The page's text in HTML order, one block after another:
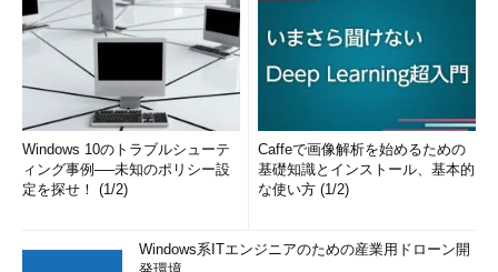
Windows 10のトラブルシューテ
ィング事例──未知のポリシー設
定を探せ！ (1/2)
Caffeで画像解析を始めるための
基礎知識とインストール、基本的
な使い方 (1/2)
Windows系ITエンジニアのための産業用ドローン開